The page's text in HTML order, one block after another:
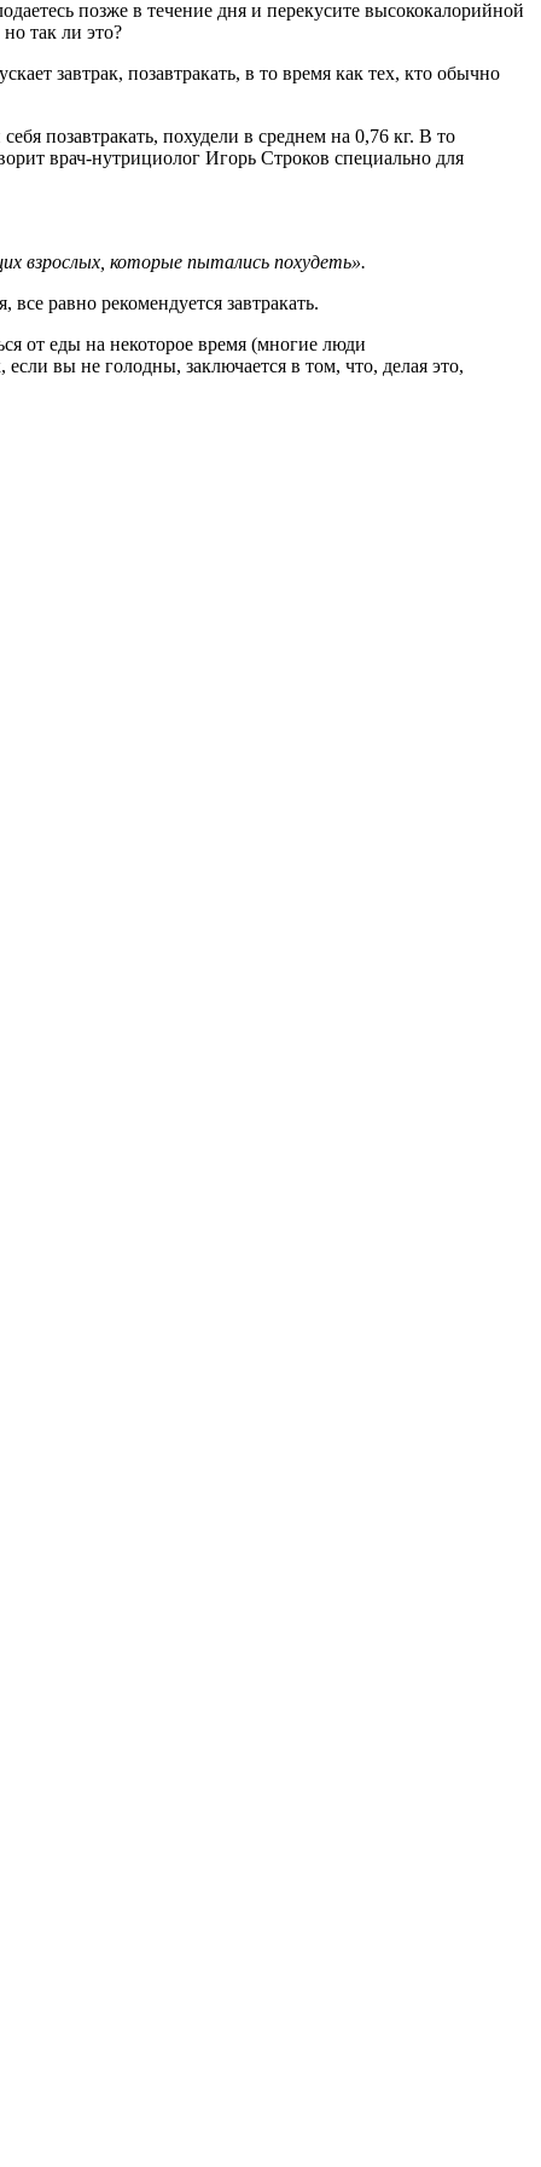
позже в течение дня и перекусите высококалорийной
так ли это?
завтрак, позавтракать, в то время как тех, кто обычно
врач-нутрициолог Игорь Строков специально для
взрослых, которые пытались похудеть».
равно рекомендуется завтракать.
вы не голодны, заключается в том, что, делая это,